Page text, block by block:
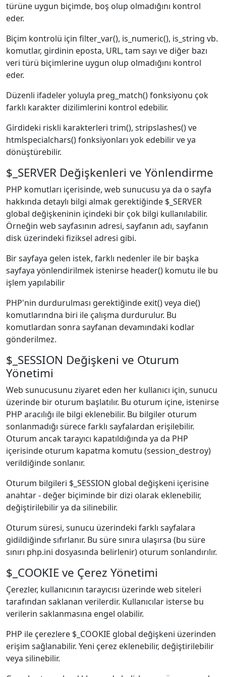
türüne uygun biçimde, boş olup olmadığını kontrol
eder.
Biçim kontrolü için filter_var(), is_numeric(), is_string vb.
komutlar, girdinin eposta, URL, tam sayı ve diğer bazı
veri türü biçimlerine uygun olup olmadığını kontrol
eder.
Düzenli ifadeler yoluyla preg_match() fonksiyonu çok
farklı karakter dizilimlerini kontrol edebilir.
Girdideki riskli karakterleri trim(), stripslashes() ve
htmlspecialchars() fonksiyonları yok edebilir ve ya
dönüştürebilir.
$_SERVER Değişkenleri ve Yönlendirme
PHP komutları içerisinde, web sunucusu ya da o sayfa
hakkında detaylı bilgi almak gerektiğinde $_SERVER
global değişkeninin içindeki bir çok bilgi kullanılabilir.
Örneğin web sayfasının adresi, sayfanın adı, sayfanın
disk üzerindeki fiziksel adresi gibi.
Bir sayfaya gelen istek, farklı nedenler ile bir başka
sayfaya yönlendirilmek istenirse header() komutu ile bu
işlem yapılabilir
PHP'nin durdurulması gerektiğinde exit() veya die()
komutlarındna biri ile çalışma durdurulur. Bu
komutlardan sonra sayfanan devamındaki kodlar
gönderilmez.
$_SESSION Değişkeni ve Oturum
Yönetimi
Web sunucusunu ziyaret eden her kullanıcı için, sunucu
üzerinde bir oturum başlatılır. Bu oturum içine, istenirse
PHP aracılığı ile bilgi eklenebilir. Bu bilgiler oturum
sonlanmadığı sürece farklı sayfalardan erişilebilir.
Oturum ancak tarayıcı kapatıldığında ya da PHP
içerisinde oturum kapatma komutu (session_destroy)
verildiğinde sonlanır.
Oturum bilgileri $_SESSION global değişkeni içerisine
anahtar - değer biçiminde bir dizi olarak eklenebilir,
değiştirilebilir ya da silinebilir.
Oturum süresi, sunucu üzerindeki farklı sayfalara
gidildiğinde sıfırlanır. Bu süre sınıra ulaşırsa (bu süre
sınırı php.ini dosyasında belirlenir) oturum sonlandırılır.
$_COOKIE ve Çerez Yönetimi
Çerezler, kullanıcının tarayıcısı üzerinde web siteleri
tarafından saklanan verilerdir. Kullanıcılar isterse bu
verilerin saklanmasına engel olabilir.
PHP ile çerezlere $_COOKIE global değişkeni üzerinden
erişim sağlanabilir. Yeni çerez eklenebilir, değiştirilebilir
veya silinebilir.